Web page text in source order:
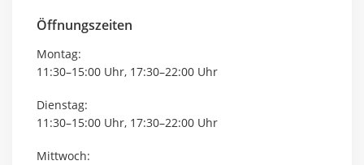
Öffnungszeiten
Montag:
11:30–15:00 Uhr, 17:30–22:00 Uhr
Dienstag:
11:30–15:00 Uhr, 17:30–22:00 Uhr
Mittwoch: